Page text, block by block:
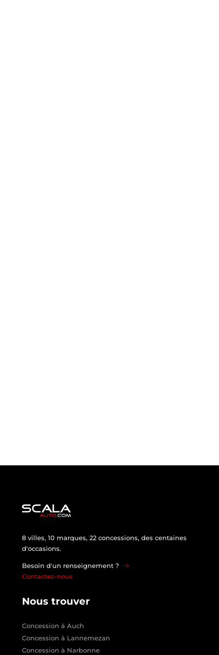
8 villes, 10 marques, 22 concessions, des centaines
d'occasions.
Besoin d'un renseignement ?
Contactez-nous
Nous trouver
Concession à Auch
Concession à Lannemezan
Concession à Narbonne